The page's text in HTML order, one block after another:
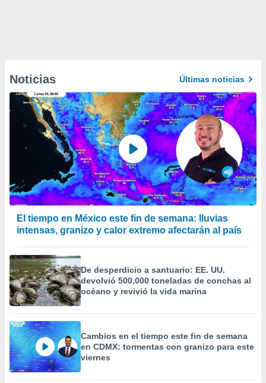
Noticias Últimas noticias
El tiempo en México este fin de semana: lluvias
intensas, granizo y calor extremo afectarán al país
De desperdicio a santuario: EE. UU.
devolvió 500,000 toneladas de conchas al
océano y revivió la vida marina
Cambios en el tiempo este fin de semana
en CDMX: tormentas con granizo para este
viernes